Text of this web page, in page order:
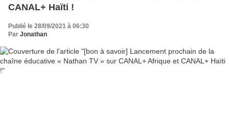
CANAL+ Haïti !
Publié le 28/09/2021 à 06:30
Par Jonathan